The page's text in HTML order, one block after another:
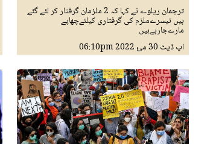
ترجمان ریلوے نے کہا کہ 2 ملزمان گرفتار کر لئے گئے
ہیں تیسرےملزم کی گرفتاری کیلئےچھاپے
مارےجارہےہیں
اپ ڈیٹ 30 مئ 2022 06:10pm